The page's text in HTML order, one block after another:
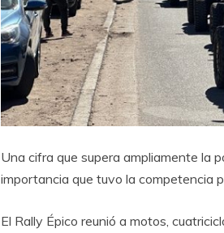
Una cifra que supera ampliamente la
importancia que tuvo la competencia
El Rally Épico reunió a motos,